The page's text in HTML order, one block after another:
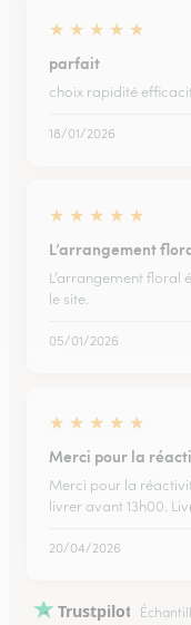
★ ★ ★ ★ ★
parfait
choix rapidité
18/01/2026
★ ★ ★ ★ ★
L’arrangement
L’arrangement floral
le site.
05/01/2026
★ ★ ★ ★ ★
Merci pour la
Merci pour la
livrer avant 13h00.
20/04/2026
Trustpilot